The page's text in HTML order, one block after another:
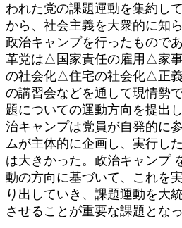
われた党の課題運動を集約し
から、社会主義を大衆的に知
政治キャンプを行ったもので
革党は△国家責任の雇用△家
の社会化△住宅の社会化△正
の講習会などを通して現情勢
題についての運動方向を提出
治キャンプは党員が自発的に
ムが主体的に企画し、実行し
は大きかった。政治キャンプ
動の方向に基づいて、これを
り出していき、課題運動を大
させることが重要な課題となっ